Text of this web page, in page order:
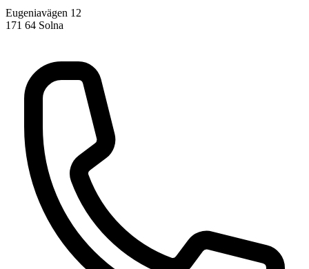
Eugeniavägen 12
171 64 Solna